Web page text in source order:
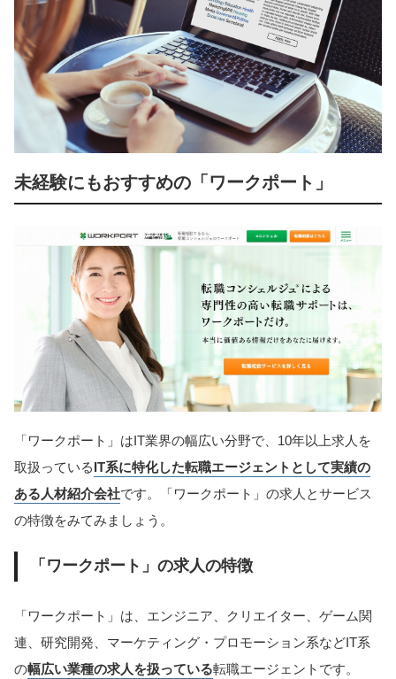
未経験にもおすすめの「ワークポート」
「ワークポート」はIT業界の幅広い分野で、10年以上求人を
取扱っているIT系に特化した転職エージェントとして実績の
ある人材紹介会社です。「ワークポート」の求人とサービス
の特徴をみてみましょう。
「ワークポート」の求人の特徴
「ワークポート」は、エンジニア、クリエイター、ゲーム関
連、研究開発、マーケティング・プロモーション系などIT系
の幅広い業種の求人を扱っている転職エージェントです。